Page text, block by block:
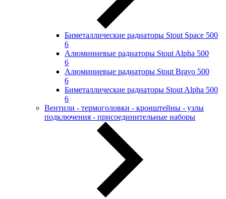
Биметаллические радиаторы Stout Space 500
6
Алюминиевые радиаторы Stout Alpha 500
6
Алюминиевые радиаторы Stout Bravo 500
6
Биметаллические радиаторы Stout Alpha 500
6
Вентили - термоголовки - кронштейны - узлы
подключения - присоединительные наборы